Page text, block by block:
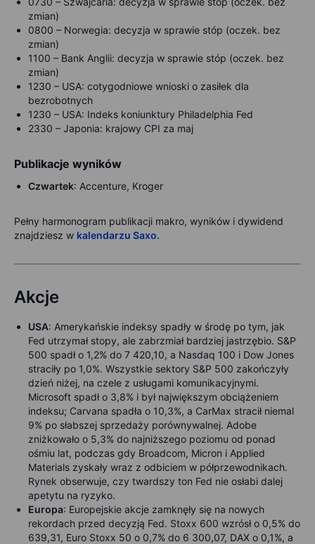
zmian)
0800 – Norwegia: decyzja w sprawie stóp (oczek. bez
zmian)
1100 – Bank Anglii: decyzja w sprawie stóp (oczek. bez
zmian)
1230 – USA: cotygodniowe wnioski o zasiłek dla
bezrobotnych
1230 – USA: Indeks koniunktury Philadelphia Fed
2330 – Japonia: krajowy CPI za maj
Publikacje wyników
Czwartek: Accenture, Kroger
Pełny harmonogram publikacji makro, wyników i dywidend
znajdziesz w kalendarzu Saxo.
Akcje
USA: Amerykańskie indeksy spadły w środę po tym, jak
Fed utrzymał stopy, ale zabrzmiał bardziej jastrzębio. S&P
500 spadł o 1,2% do 7 420,10, a Nasdaq 100 i Dow Jones
straciły po 1,0%. Wszystkie sektory S&P 500 zakończyły
dzień niżej, na czele z usługami komunikacyjnymi.
Microsoft spadł o 3,8% i był największym obciążeniem
indeksu; Carvana spadła o 10,3%, a CarMax stracił niemal
9% po słabszej sprzedaży porównywalnej. Adobe
zniżkowało o 5,3% do najniższego poziomu od ponad
ośmiu lat, podczas gdy Broadcom, Micron i Applied
Materials zyskały wraz z odbiciem w półprzewodnikach.
Rynek obserwuje, czy twardszy ton Fed nie osłabi dalej
apetytu na ryzyko.
Europa: Europejskie akcje zamknęły się na nowych
rekordach przed decyzją Fed. Stoxx 600 wzrósł o 0,5% do
639,31, Euro Stoxx 50 o 0,7% do 6 300,07, DAX o 0,1%, a